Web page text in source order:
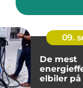
09.
De mest
elbiler